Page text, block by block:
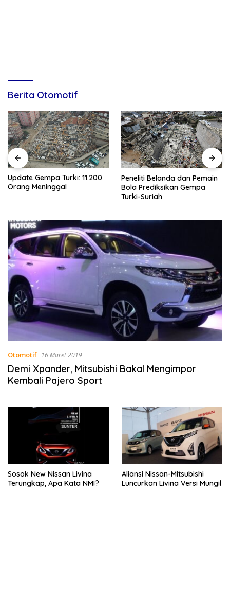
Berita Otomotif
Update Gempa Turki: 11.200
Orang Meninggal
Peneliti Belanda dan Pemain
Bola Prediksikan Gempa
Turki-Suriah
Otomotif 16 Maret 2019
Demi Xpander, Mitsubishi Bakal Mengimpor
Kembali Pajero Sport
Sosok New Nissan Livina
Terungkap, Apa Kata NMI?
Aliansi Nissan-Mitsubishi
Luncurkan Livina Versi Mungil